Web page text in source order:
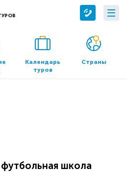
О компании
О нас
Контакты
Календарь
туров
Страны
школа